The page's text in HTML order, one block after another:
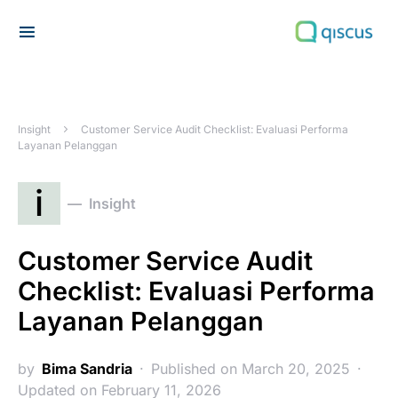
Insight
Customer Service Audit Checklist: Evaluasi Performa
Layanan Pelanggan
i Insight
Customer Service Audit
Checklist: Evaluasi Performa
Layanan Pelanggan
by Bima Sandria
Published on March 20, 2025
Updated on February 11, 2026